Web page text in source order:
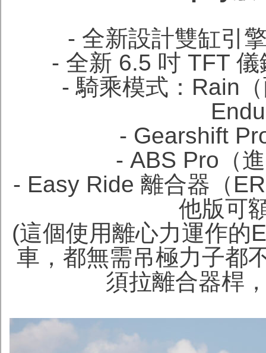
- 全新設計雙缸引
- 全新 6.5 吋 TFT
- 騎乘模式：Rain
- Gearshift
- ABS Pro（
- Easy Ride 離合器（
他版可
(這個使用離心力運作的
車，都無需吊極力子都
須拉離合器桿